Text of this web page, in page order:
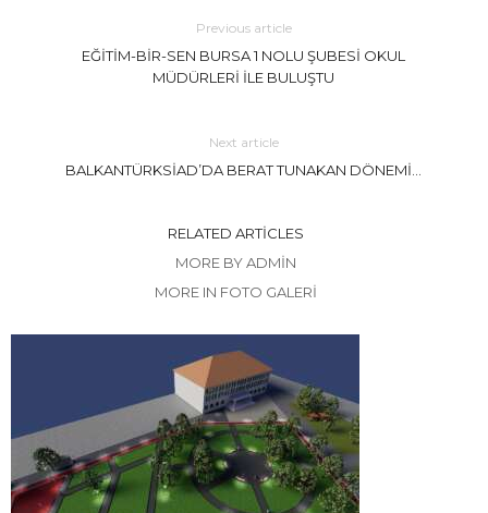
Previous article
EĞİTİM-BİR-SEN BURSA 1 NOLU ŞUBESİ OKUL
MÜDÜRLERİ İLE BULUŞTU
Next article
BALKANTÜRKSİAD’DA BERAT TUNAKAN DÖNEMİ…
RELATED ARTICLES
MORE BY ADMIN
MORE IN FOTO GALERİ